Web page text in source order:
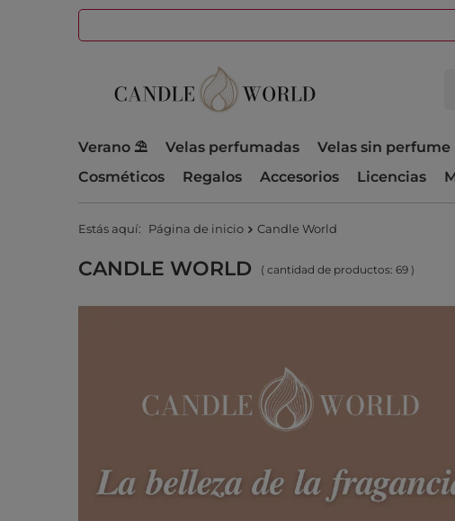
Verano ⛱️ Velas perfumadas Velas sin perfume
Cosméticos
Regalos Accesorios Licencias
Estás aquí: Página de inicio Candle World
CANDLE WORLD ( cantidad de productos: 69 )